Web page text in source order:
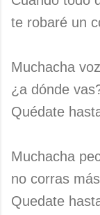
te robaré un
Muchacha
¿a dónde
Quédate
Muchacha
no corras
Quedate